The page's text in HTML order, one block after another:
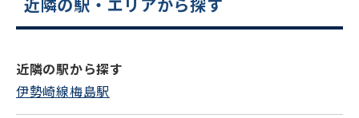
電話でお問い合わせ
近隣の駅から探す
伊勢崎線梅島駅